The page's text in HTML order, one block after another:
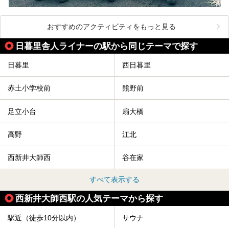
おすすめのアクティビティをもっと見る
日暮里舎人ライナーの駅から同じテーマで探す
日暮里 西日暮里
赤土小学校前 熊野前
足立小台 扇大橋
高野 江北
西新井大師西 谷在家
すべて表示する
西新井大師西駅の人気テーマから探す
駅近（徒歩10分以内） サウナ